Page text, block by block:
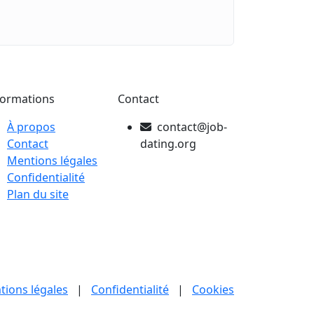
À propos
Contact
Mentions légales
Confidentialité
Plan du site
Contact
contact@job-
dating.org
légales | Confidentialité | Cookies